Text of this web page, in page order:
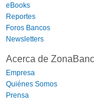
eBooks
Reportes
Foros Bancos
Newsletters
Acerca de
Empresa
Quiénes Somos
Prensa